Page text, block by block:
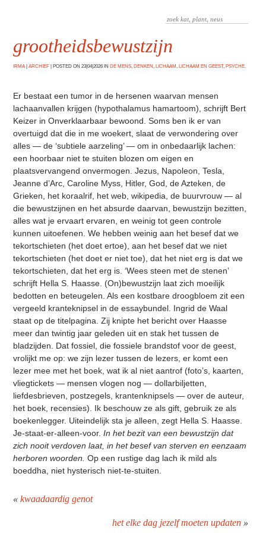
grootheidsbewustzijn
IRMA|ARCHIEF POSTED ON 23|04|2026 IN DE MENS, DENKEN, LICHAAM, LICHAAM EN GEEST, PSYCHE.
Er bestaat een tumor in de hersenen waarvan mensen
lachaanvallen krijgen (hypothalamus hamartoom), schrijft Bert
Keizer in Onverklaarbaar bewoond. Soms ben ik er van
overtuigd dat die in me woekert, slaat de verwondering over
alles — de ‘subtiele aarzeling’ — om in onbedaarlijk lachen:
een hoorbaar niet te stuiten blozen om eigen en
plaatsvervangend onvermogen. Jezus, Napoleon, Tesla,
Jeanne d’Arc, Caroline Myss, Hitler, God, de Azteken, de
Grieken, het koraalrif, het web, wikipedia, de buurvrouw — al
die bewustzijnen en het absurde daarvan, bewustzijn bezitten,
alles wat je ervaart ervaren, en weinig tot geen controle
kunnen uitoefenen. We hebben weinig aan het besef dat we
tekortschieten (het doet ertoe), aan het besef dat we niet
tekortschieten (het doet er niet toe), dat het niet erg is dat we
tekortschieten, dat het erg is. ‘Wees steen met de stenen’
schrijft Hella S. Haasse. (On)bewustzijn laat zich moeilijk
bedotten en beteugelen. Als een kostbare droogbloem zit een
vergeeld kranteknipsel in de essaybundel. Ingrid de Waal
staat op de titelpagina. Zij knipte het bericht over Haasse
meer dan twintig jaar geleden uit en stak het tussen de
bladzijden. Dat fossiel, die fossiele brandstof voor de geest,
vrolijkt me op: we zijn lezer tussen de lezers, er komt een
lezer mee met het boek, wat ik al niet aantrof (foto’s, kaarten,
vliegtickets — mensen vlogen nog — dollarbiljetten,
liefdesbrieven, postzegels, krantenknipsels — over de auteur,
het boek, recensies). Ik beschouw ze als gift, gebruik ze als
boekenlegger. Uiteindelijk sta je alleen, zegt Hella S. Haasse.
Je-staat-er-alleen-voor.In het bezit van een bewustzijn dat
zich nooit verdoven laat, in het besef van sterven en eenzaam
herboren woorden. Op een rustige dag lach ik mild als
boeddha, niet hysterisch niet-te-stuiten.
«kwaadaardig genot
het elke dag jezelf moeten updaten»